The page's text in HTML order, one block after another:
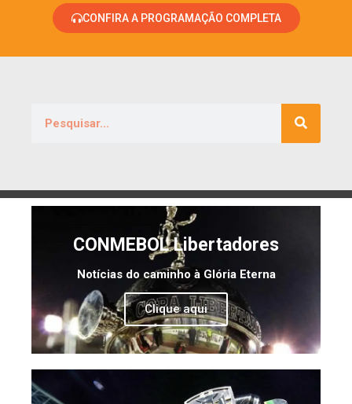
CONFIRA A PROGRAMAÇÃO COMPLETA
CONMEBOL Libertadores
Notícias do caminho à Glória Eterna
Clique aqui